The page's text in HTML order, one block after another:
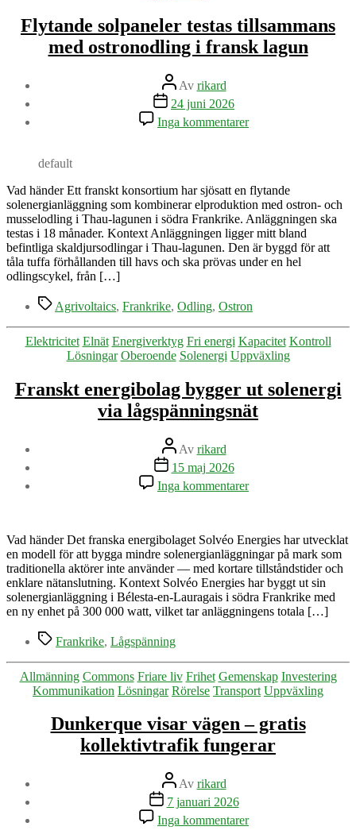
Flytande solpaneler testas tillsammans
med ostronodling i fransk lagun
Inläggsförfattare
Av rikard
Inläggsdatum
24 juni 2026
Inga kommentarertill
Flytande
med
ostronodling
i
fransk
lagun
default
Vad händer Ett franskt konsortium har sjösatt en flytande
solenergianläggning som kombinerar elproduktion med ostron- och
musselodling i Thau-lagunen i södra Frankrike. Anläggningen ska
testas i 18 månader. Kontext Anläggningen ligger mitt bland
befintliga skaldjursodlingar i Thau-lagunen. Den är byggd för att
tåla tuffa förhållanden till havs och ska prövas under en hel
odlingscykel, från […]
Etiketter
Agrivoltaics, Frankrike, Odling, Ostron
Kategorier
Elektricitet Elnät Energiverktyg Fri energi Kapacitet Kontroll
Lösningar Oberoende Solenergi Uppväxling
Franskt energibolag bygger ut solenergi
via lågspänningsnät
Inläggsförfattare
Av rikard
Inläggsdatum
15 maj 2026
Inga kommentarertill
Franskt
ut
solenergi
via
lågspänningsnät
Vad händer Det franska energibolaget Solvéo Energies har utvecklat
en modell för att bygga mindre solenergianläggningar på mark som
traditionella aktörer inte använder — med kortare tillståndstider och
enklare nätanslutning. Kontext Solvéo Energies har byggt ut sin
solenergianläggning i Bélesta-en-Lauragais i södra Frankrike med
en ny enhet på 300 000 watt, vilket tar anläggningens totala […]
Etiketter
Frankrike, Lågspänning
Kategorier
Allmänning Commons Friare liv Frihet Gemenskap Investering
Kommunikation Lösningar Rörelse Transport Uppväxling
Dunkerque visar vägen – gratis
kollektivtrafik fungerar
Inläggsförfattare
Av rikard
Inläggsdatum
7 januari 2026
Inga kommentarertill
Dunkerque